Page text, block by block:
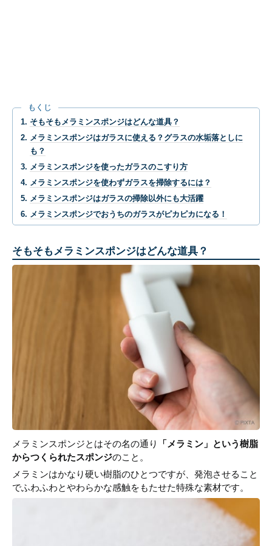
もくじ
そもそもメラミンスポンジはどんな道具？
メラミンスポンジはガラスに使える？グラスの水垢落としに
も？
メラミンスポンジを使ったガラスのこすり方
メラミンスポンジを使わずガラスを掃除するには？
メラミンスポンジはガラスの掃除以外にも大活躍
メラミンスポンジでおうちのガラスがピカピカになる！
そもそもメラミンスポンジはどんな道具？
メラミンスポンジとはその名の通り
「メラミン」という樹脂
からつくられたスポンジのこと。
メラミンはかなり硬い樹脂のひとつですが、発泡させること
でふわふわとやわらかな感触をもたせた特殊な素材です。